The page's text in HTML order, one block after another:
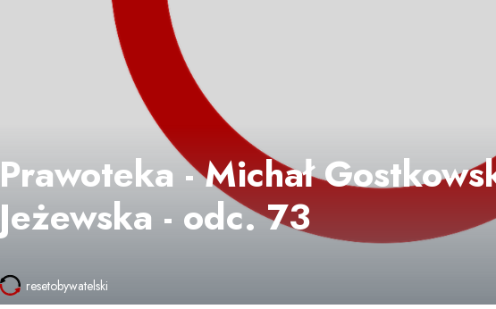
Prawoteka - Michał
Jeżewska - odc. 73
resetobywatelski